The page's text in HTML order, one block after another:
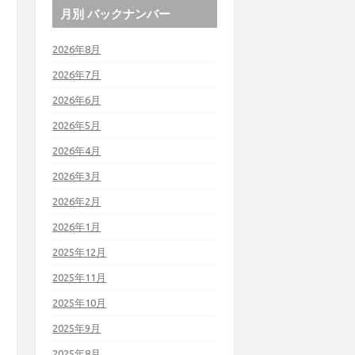
月別 バックナンバー
2026年8月
2026年7月
2026年6月
2026年5月
2026年4月
2026年3月
2026年2月
2026年1月
2025年12月
2025年11月
2025年10月
2025年9月